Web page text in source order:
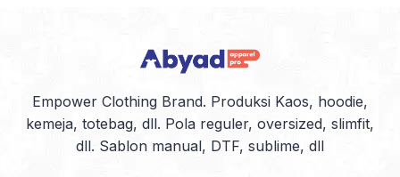
Empower Clothing Brand. Produksi Kaos, hoodie,
kemeja, totebag, dll. Pola reguler, oversized, slimfit,
dll. Sablon manual, DTF, sublime, dll